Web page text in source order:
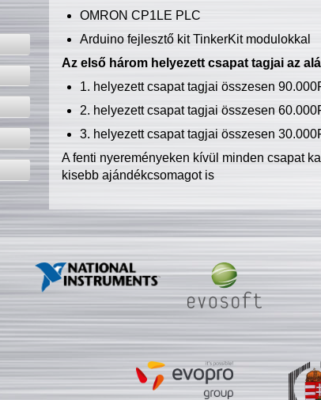
OMRON CP1LE PLC
Arduino fejlesztő kit TinkerKit modulokkal
Az első három helyezett csapat tagjai az
1. helyezett csapat tagjai összesen
2. helyezett csapat tagjai összesen
3. helyezett csapat tagjai összesen
A fenti nyereményeken kívül minden csapat
kisebb ajándékcsomagot is